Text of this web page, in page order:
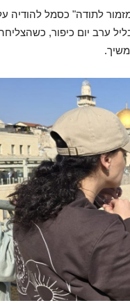
לתודה" כסמל להודיה
ערב יום כיפור, כשהצליחה